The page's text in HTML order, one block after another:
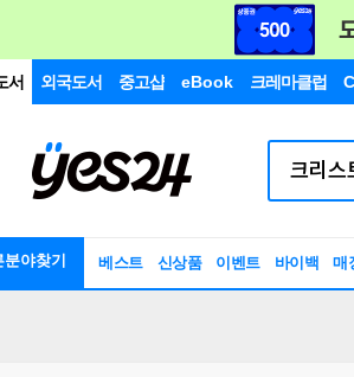
서 외국도서 중고샵 eBook 크레마클럽
분야찾기 베스트 신상품 이벤트 바이백 매